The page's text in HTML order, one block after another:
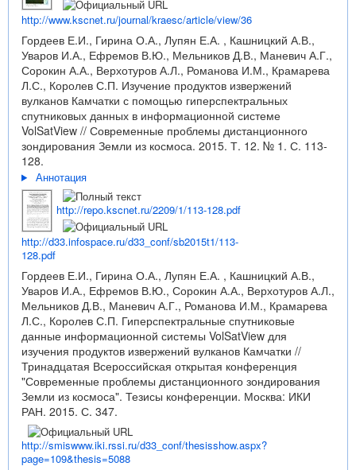
http://www.kscnet.ru/journal/kraesc/article/view/36
Гордеев Е.И., Гирина О.А., Лупян Е.А. , Кашницкий А.В.,
Уваров И.А., Ефремов В.Ю., Мельников Д.В., Маневич А.Г.,
Сорокин А.А., Верхотуров А.Л., Романова И.М., Крамарева
Л.С., Королев С.П. Изучение продуктов извержений
вулканов Камчатки с помощью гиперспектральных
спутниковых данных в информационной системе
VolSatView // Современные проблемы дистанционного
зондирования Земли из космоса. 2015. Т. 12. № 1. С. 113-
128.
Аннотация
http://repo.kscnet.ru/2209/1/113-128.pdf
http://d33.infospace.ru/d33_conf/sb2015t1/113-
128.pdf
Гордеев Е.И., Гирина О.А., Лупян Е.А. , Кашницкий А.В.,
Уваров И.А., Ефремов В.Ю., Сорокин А.А., Верхотуров А.Л.,
Мельников Д.В., Маневич А.Г., Романова И.М., Крамарева
Л.С., Королев С.П. Гиперспектральные спутниковые
данные информационной системы VolSatView для
изучения продуктов извержений вулканов Камчатки //
Тринадцатая Всероссийская открытая конференция
"Современные проблемы дистанционного зондирования
Земли из космоса". Тезисы конференции. Москва: ИКИ
РАН. 2015. С. 347.
http://smiswww.iki.rssi.ru/d33_conf/thesisshow.aspx?
page=109&thesis=5088